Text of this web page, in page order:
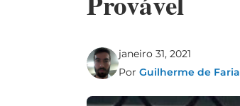
janeiro 31, 2021
Por Guilherme de Faria